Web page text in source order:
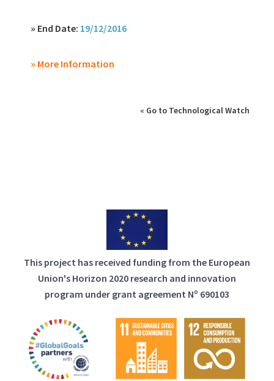
» End Date: 19/12/2016
» More Information
« Go to Technological Watch
This project has received funding from the European
Union's Horizon 2020 research and innovation
program under grant agreement Nº 690103